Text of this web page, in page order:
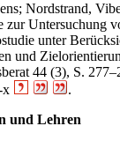
Nordstrand,
zur Untersuchung
unter
und
44 (3), S.
x
.
und Lehren